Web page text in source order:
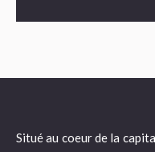
Situé au coeur de la